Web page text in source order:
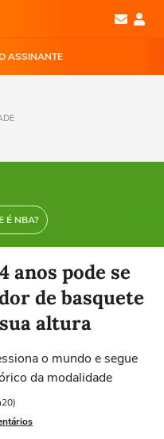
ASSINANTE
É NBA?
anos pode se
de basquete
altura
o mundo e segue
da modalidade